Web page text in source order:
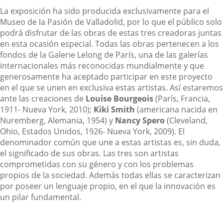
La exposición ha sido producida exclusivamente para el
Museo de la Pasión de Valladolid, por lo que el público solo
podrá disfrutar de las obras de estas tres creadoras juntas
en esta ocasión especial. Todas las obras pertenecen a los
fondos de la Galerie Lelong de París, una de las galerías
internacionales más reconocidas mundialmente y que
generosamente ha aceptado participar en este proyecto
en el que se unen en exclusiva estas artistas. Así estaremos
ante las creaciones de Louise Bourgeois(París, Francia,
1911- Nueva York, 2010); Kiki Smith (americana nacida en
Nuremberg, Alemania, 1954) y Nancy Spero(Cleveland,
Ohio, Estados Unidos, 1926- Nueva York, 2009). El
denominador común que une a estas artistas es, sin duda,
el significado de sus obras. Las tres son artistas
comprometidas con su género y con los problemas
propios de la sociedad. Además todas ellas se caracterizan
por poseer un lenguaje propio, en el que la innovación es
un pilar fundamental.